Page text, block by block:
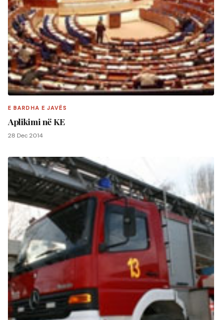
E BARDHA E JAVËS
Aplikimi në KE
28 Dec 2014